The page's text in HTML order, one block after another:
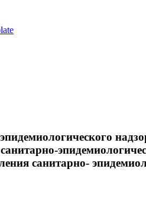
санитарно-